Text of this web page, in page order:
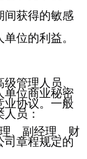
间获得的敏感
位的利益。
管理人员、
单位商业秘密
业协议。一般
员：
、副经理、财
司章程规定的